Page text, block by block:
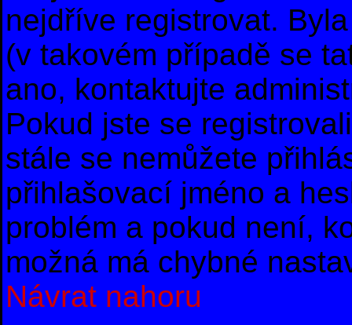
nejdříve registrovat.
(v takovém případě se
ano, kontaktujte
Pokud jste se
stále se nemůžete
přihlašovací jméno a
problém a pokud není,
možná má chybné
Návrat nahoru